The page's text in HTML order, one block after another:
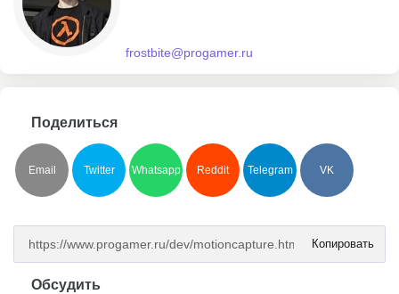
frostbite@progamer.ru
Поделиться
Email Twitter Whatsapp Reddit Telegram VK
Копировать
Обсудить